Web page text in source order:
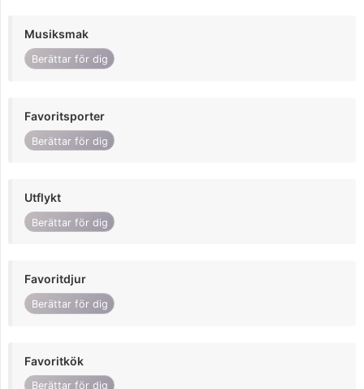
Musiksmak
Berättar för dig
Favoritsporter
Berättar för dig
Utflykt
Berättar för dig
Favoritdjur
Berättar för dig
Favoritkök
Berättar för dig